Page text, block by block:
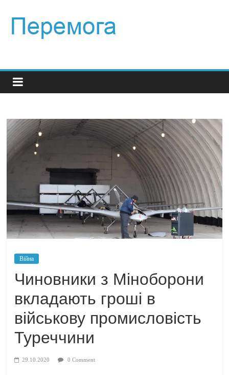
Війна
Чиновники з Міноборони
вкладають гроші в
військову промисловість
Туреччини
29.10.2020 0 Comment